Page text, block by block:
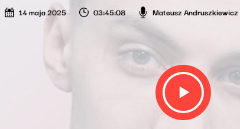
14 maja 2025 03:45:08 Mateusz Andruszkiewicz